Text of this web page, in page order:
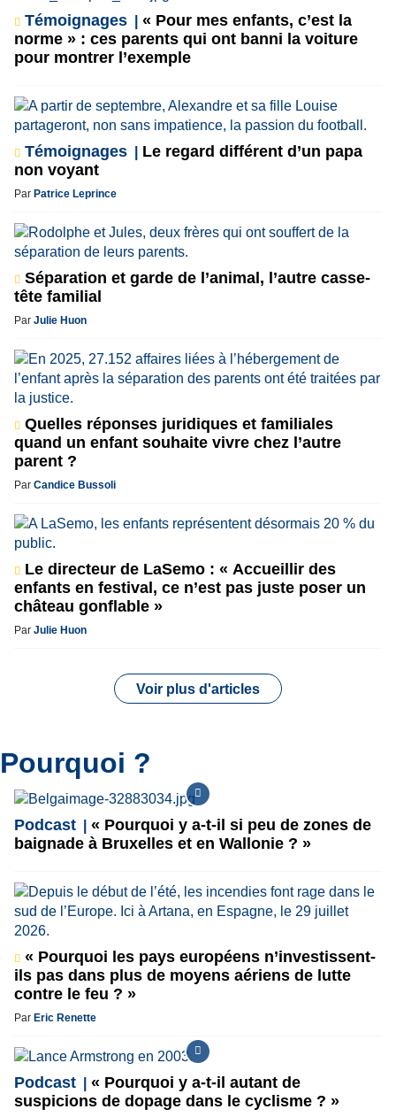
Témoignages
« Pour mes enfants, c’est la
norme » : ces parents qui ont banni la voiture
pour montrer l’exemple
Témoignages
Le regard différent d’un papa
non voyant
Par Patrice Leprince
Séparation et garde de l’animal, l’autre casse-
tête familial
Par Julie Huon
Quelles réponses juridiques et familiales
quand un enfant souhaite vivre chez l’autre
parent ?
Par Candice Bussoli
Le directeur de LaSemo : « Accueillir des
enfants en festival, ce n’est pas juste poser un
château gonflable »
Par Julie Huon
Voir plus d'articles
Pourquoi ?
Podcast
« Pourquoi y a-t-il si peu de zones de
baignade à Bruxelles et en Wallonie ? »
« Pourquoi les pays européens n’investissent-
ils pas dans plus de moyens aériens de lutte
contre le feu ? »
Par Eric Renette
Podcast
« Pourquoi y a-t-il autant de
suspicions de dopage dans le cyclisme ? »